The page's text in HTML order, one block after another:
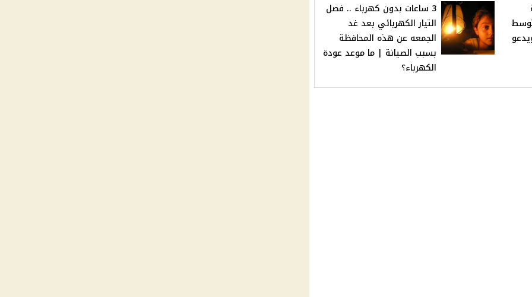
3 ساعات بدون كهرباء .. فصل
التيار الكهربائي بعد غد
الجمعه عن هذه المحافظة
بسبب الصيانة | ما موعد عودة
الكهرباء؟